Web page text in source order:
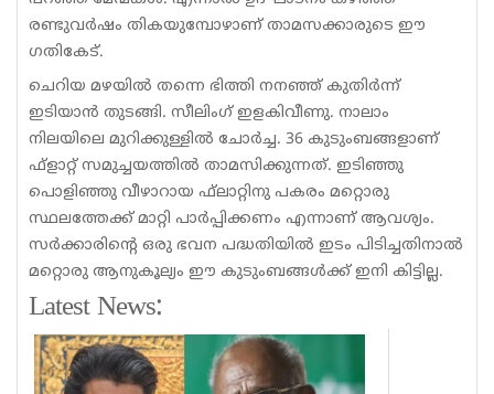
രണ്ടുവര്‍ഷം തികയുമ്പോഴാണ് താമസക്കാരുടെ ഈ
ഗതികേട്.
ചെറിയ മഴയില്‍ തന്നെ ഭിത്തി നനഞ്ഞ് കുതിര്‍ന്ന്
ഇടിയാന്‍ തുടങ്ങി. സീലിംഗ് ഇളകിവീണു. നാലാം
നിലയിലെ മുറിക്കുള്ളില്‍ ചോര്‍ച്ച. 36 കുടുംബങ്ങളാണ്
ഫ്‌ളാറ്റ് സമുച്ചയത്തില്‍ താമസിക്കുന്നത്. ഇടിഞ്ഞു
പൊളിഞ്ഞു വീഴാറായ ഫ്‌ലാറ്റിനു പകരം മറ്റൊരു
സ്ഥലത്തേക്ക് മാറ്റി പാര്‍പ്പിക്കണം എന്നാണ് ആവശ്യം.
സര്‍ക്കാരിന്റെ ഒരു ഭവന പദ്ധതിയില്‍ ഇടം പിടിച്ചതിനാല്‍
മറ്റൊരു ആനുകൂല്യം ഈ കുടുംബങ്ങള്‍ക്ക് ഇനി കിട്ടില്ല.
Latest News: